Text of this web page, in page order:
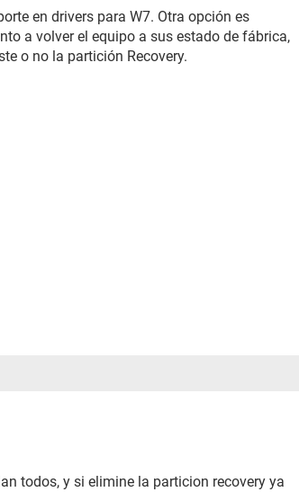
en drivers para W7. Otra opción es
a volver el equipo a sus estado de fábrica,
o no la partición Recovery.
todos, y si elimine la particion recovery ya